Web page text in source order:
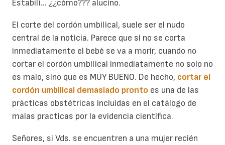
Estabili... ¿¿cómo??? alucino.
El corte del cordón umbilical, suele ser el nudo
central de la noticia. Parece que si no se corta
inmediatamente el bebé se va a morir, cuando no
cortar el cordón umbilical inmediatamente no solo no
es malo, sino que es MUY BUENO. De hecho, cortar el
cordón umbilical demasiado pronto es una de las
prácticas obstétricas incluidas en el catálogo de
malas practicas por la evidencia científica.
Señores, si Vds. se encuentren a una mujer recién